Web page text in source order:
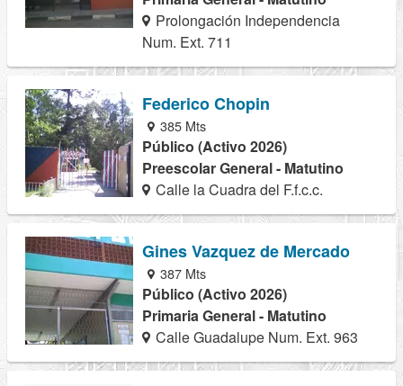
Prolongación Independencia
Num. Ext. 711
Federico Chopin
385 Mts
Público (Activo 2026)
Preescolar General - Matutino
Calle la Cuadra del F.f.c.c.
Gines Vazquez de Mercado
387 Mts
Público (Activo 2026)
Primaria General - Matutino
Calle Guadalupe Num. Ext. 963